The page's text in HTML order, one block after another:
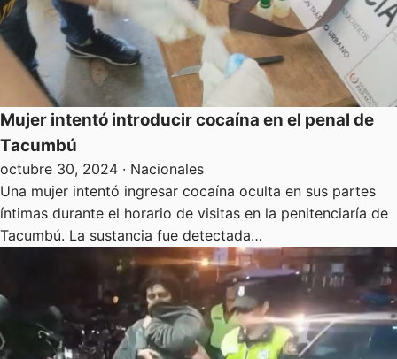
Mujer intentó introducir cocaína en el penal de
Tacumbú
octubre 30, 2024 · Nacionales
Una mujer intentó ingresar cocaína oculta en sus partes
íntimas durante el horario de visitas en la penitenciaría de
Tacumbú. La sustancia fue detectada…